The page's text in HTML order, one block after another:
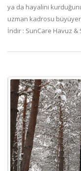
ya da hayalini
uzman kadrosu
İndir : SunCare Havuz &